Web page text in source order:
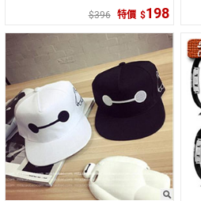
396 特價 198